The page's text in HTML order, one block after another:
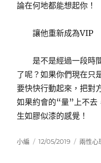
論在何地都能想起你！
讓他重新成為VIP
是不是經過一段時間
了呢？如果你們現在只
要快快行動起來，把對
如果約會的“量”上不
生如膠似漆的感覺！
作
小編
發
12/05/2019
分
兩性心